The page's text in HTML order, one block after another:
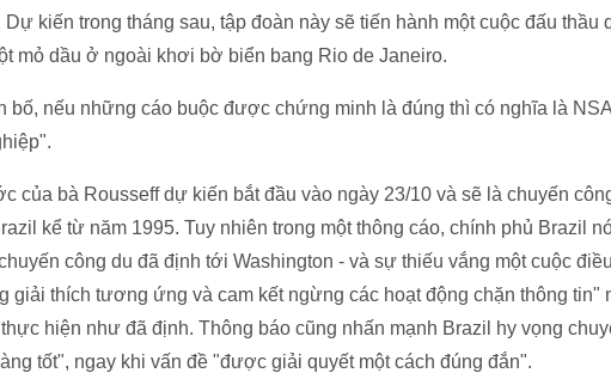
kiến trong tháng sau, tập đoàn này sẽ tiến hành một cuộc đấu thầu
mỏ dầu ở ngoài khơi bờ biển bang Rio de Janeiro.
bố, nếu những cáo buộc được chứng minh là đúng thì có nghĩa là
của bà Rousseff dự kiến bắt đầu vào ngày 23/10 và sẽ là chuyến
kể từ năm 1995. Tuy nhiên trong một thông cáo, chính phủ Brazil
công du đã định tới Washington - và sự thiếu vắng một cuộc
giải thích tương ứng và cam kết ngừng các hoạt động chặn thông tin"
hiện như đã định. Thông báo cũng nhấn mạnh Brazil hy vọng
tốt", ngay khi vấn đề "được giải quyết một cách đúng đắn".